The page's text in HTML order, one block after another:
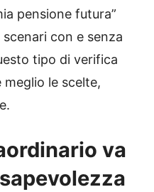
pensione futura”
con e senza
tipo di verifica
le scelte,
va